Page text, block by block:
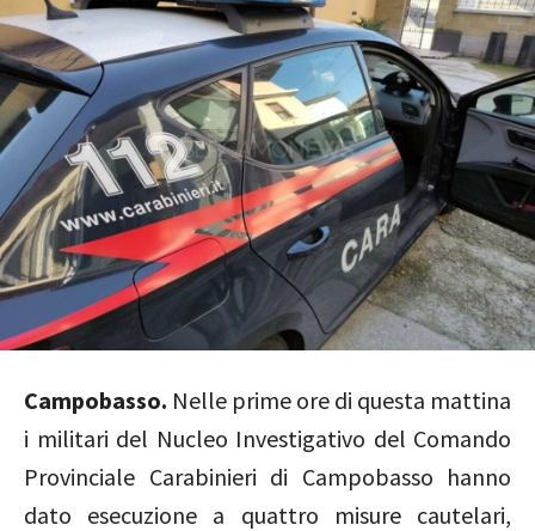
Campobasso. Nelle prime ore di questa mattina
i militari del Nucleo Investigativo del Comando
Provinciale Carabinieri di Campobasso hanno
dato esecuzione a quattro misure cautelari,